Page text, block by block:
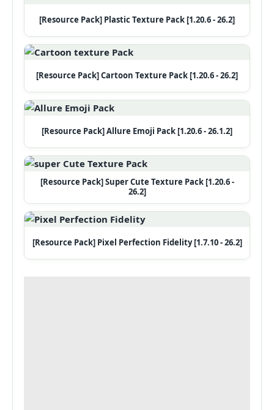
[Resource Pack] Plastic Texture Pack [1.20.6 - 26.2]
[Resource Pack] Cartoon Texture Pack [1.20.6 - 26.2]
[Resource Pack] Allure Emoji Pack [1.20.6 - 26.1.2]
[Resource Pack] Super Cute Texture Pack [1.20.6 -
26.2]
[Resource Pack] Pixel Perfection Fidelity [1.7.10 - 26.2]